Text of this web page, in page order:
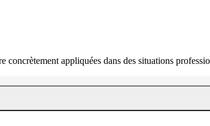
concrètement appliquées dans des situations